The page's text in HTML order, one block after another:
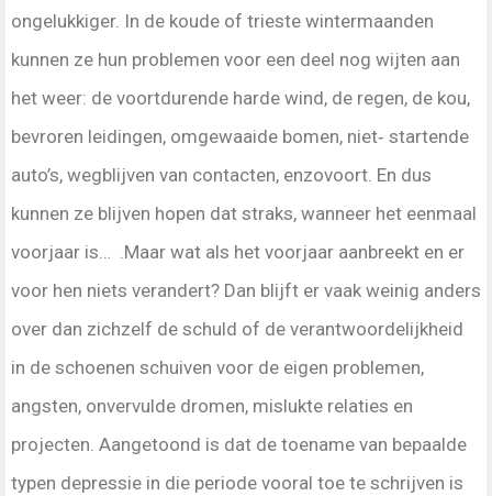
ongelukkiger. In de koude of trieste wintermaanden
kunnen ze hun problemen voor een deel nog wijten aan
het weer: de voortdurende harde wind, de regen, de kou,
bevroren leidingen, omgewaaide bomen, niet‑ startende
auto’s, wegblijven van contacten, enzovoort. En dus
kunnen ze blijven hopen dat straks, wanneer het eenmaal
voorjaar is… .Maar wat als het voorjaar aanbreekt en er
voor hen niets verandert? Dan blijft er vaak weinig anders
over dan zichzelf de schuld of de verantwoordelijkheid
in de schoenen schuiven voor de eigen problemen,
angsten, onvervulde dromen, mislukte relaties en
projecten. Aangetoond is dat de toename van bepaalde
typen depressie in die periode vooral toe te schrijven is